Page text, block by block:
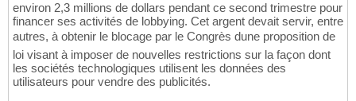
environ 2,3 millions de dollars pendant ce second trimestre pour
financer ses activités de lobbying. Cet argent devait servir, entre
autres, à obtenir le blocage par le Congrès dune proposition de
loi visant à imposer de nouvelles restrictions sur la façon dont
les sociétés technologiques utilisent les données des
utilisateurs pour vendre des publicités.